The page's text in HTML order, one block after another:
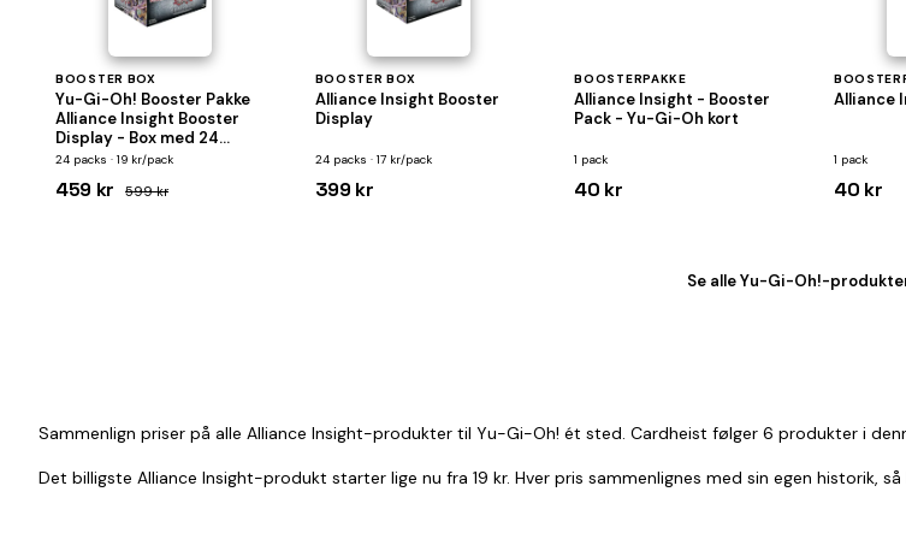
BOOSTER BOX
Yu-Gi-Oh! Booster Pakke
Alliance Insight Booster
Display - Box med 24
Pakker
24 packs · 19 kr/pack
459 kr 599 kr
BOOSTER BOX
Alliance Insight Booster
Display
24 packs · 17 kr/pack
399 kr
BOOSTERPAKKE
Alliance Insight - Booster
Pack - Yu-Gi-Oh kort
1 pack
40 kr
Alliance
1 pack
40 kr
Se alle Yu-Gi-Oh!-
Sammenlign priser på alle Alliance Insight-produkter til Yu-Gi-Oh! ét sted. Cardheist følger 6 produkter i
Det billigste Alliance Insight-produkt starter lige nu fra 19 kr. Hver pris sammenlignes med sin egen historik,